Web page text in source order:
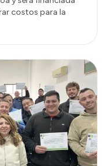
costos para la